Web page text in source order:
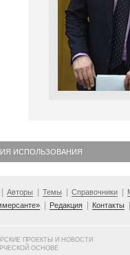
ИСПОЛЬЗОВАНИЯ
Авторы Темы Справочники
Редакция Контакты
ПРОЕКТЫ И НОВОСТИ
ОСНОВЕ